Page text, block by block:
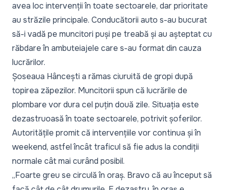
avea loc intervenții în toate sectoarele, dar prioritate
au străzile principale. Conducătorii auto s-au bucurat
să-i vadă pe muncitori puși pe treabă și au așteptat cu
răbdare în ambuteiajele care s-au format din cauza
lucrărilor.
Șoseaua Hâncești a rămas ciuruită de gropi după
topirea zăpezilor. Muncitorii spun că lucrările de
plombare vor dura cel puțin două zile. Situația este
dezastruoasă în toate sectoarele, potrivit șoferilor.
Autoritățile promit că intervențiile vor continua și în
weekend, astfel încât traficul să fie adus la condiții
normale cât mai curând posibil.
„Foarte greu se circulă în oraș. Bravo că au început să